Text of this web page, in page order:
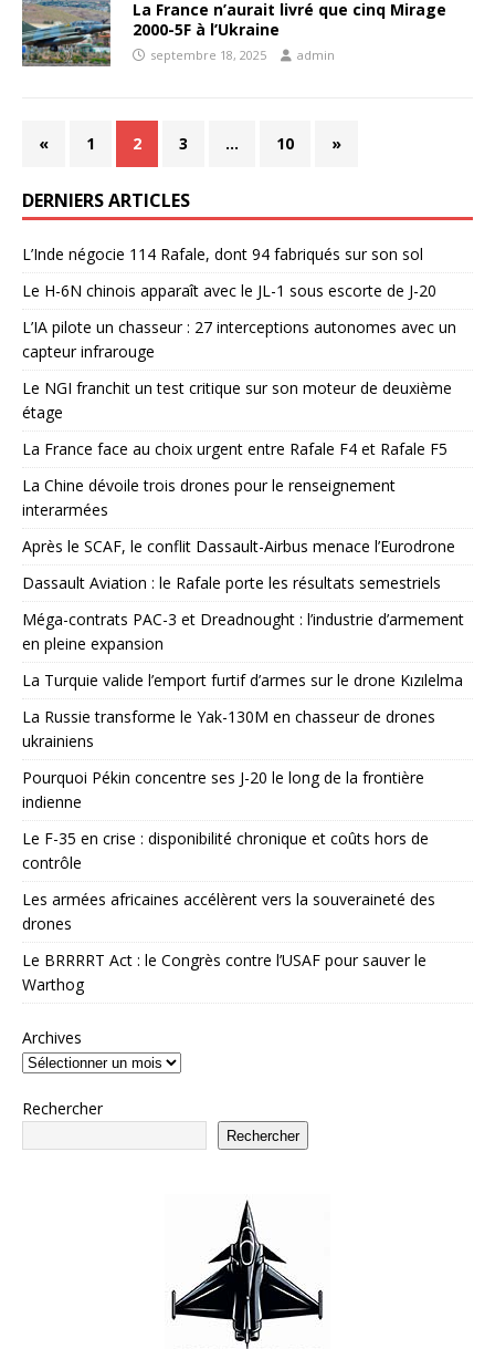
La France n’aurait livré que cinq Mirage
2000-5F à l’Ukraine
septembre 18, 2025 admin
« 1 2 3 … 10 »
DERNIERS ARTICLES
L’Inde négocie 114 Rafale, dont 94 fabriqués sur son sol
Le H-6N chinois apparaît avec le JL-1 sous escorte de J-20
L’IA pilote un chasseur : 27 interceptions autonomes avec un
capteur infrarouge
Le NGI franchit un test critique sur son moteur de deuxième
étage
La France face au choix urgent entre Rafale F4 et Rafale F5
La Chine dévoile trois drones pour le renseignement
interarmées
Après le SCAF, le conflit Dassault-Airbus menace l’Eurodrone
Dassault Aviation : le Rafale porte les résultats semestriels
Méga-contrats PAC-3 et Dreadnought : l’industrie d’armement
en pleine expansion
La Turquie valide l’emport furtif d’armes sur le drone Kızılelma
La Russie transforme le Yak-130M en chasseur de drones
ukrainiens
Pourquoi Pékin concentre ses J-20 le long de la frontière
indienne
Le F-35 en crise : disponibilité chronique et coûts hors de
contrôle
Les armées africaines accélèrent vers la souveraineté des
drones
Le BRRRRT Act : le Congrès contre l’USAF pour sauver le
Warthog
Archives
Rechercher
Rechercher